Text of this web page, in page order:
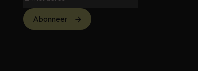
Abonneer